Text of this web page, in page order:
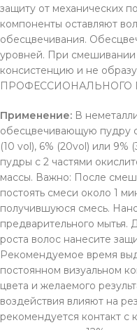
защиту от механических
компоненты оставляют
обесцвечивания.
уровней. При
консистенцию и не
ПРОФЕССИОНАЛЬНОГО
Применение: В
обесцвечивающую пудру
(10 vol), 6% (20vol) или 9%
пудры с 2 частями
массы. Важно: После
постоять смеси около 1
получившуюся смесь.
предварительного
роста волос нанесите
Рекомендуемое время
постоянном визуальном
цвета и желаемого
воздействия влияют на
рекомендуется контакт с